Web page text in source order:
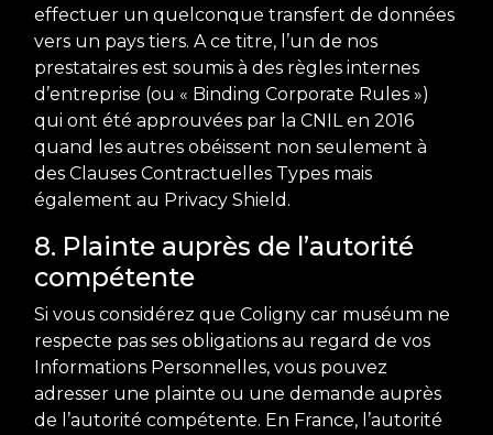
effectuer un quelconque transfert de données
vers un pays tiers. A ce titre, l’un de nos
prestataires est soumis à des règles internes
d’entreprise (ou « Binding Corporate Rules »)
qui ont été approuvées par la CNIL en 2016
quand les autres obéissent non seulement à
des Clauses Contractuelles Types mais
également au Privacy Shield.
8. Plainte auprès de l’autorité
compétente
Si vous considérez que Coligny car muséum ne
respecte pas ses obligations au regard de vos
Informations Personnelles, vous pouvez
adresser une plainte ou une demande auprès
de l’autorité compétente. En France, l’autorité